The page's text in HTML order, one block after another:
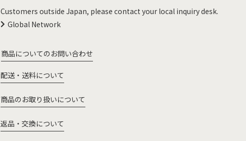
Customers outside Japan, please contact your local inquiry desk.
Global Network
商品についてのお問い合わせ
配送・送料について
商品のお取り扱いについて
返品・交換について